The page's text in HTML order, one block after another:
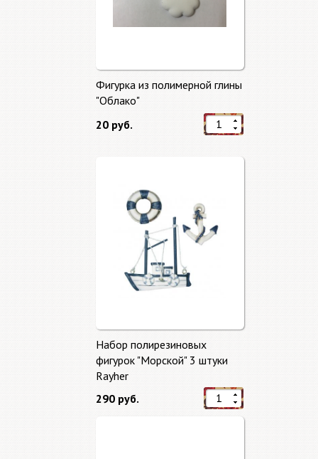
Фигурка из полимерной глины
"Облако"
20 руб.
Набор полирезиновых
фигурок "Морской" 3 штуки
Rayher
290 руб.